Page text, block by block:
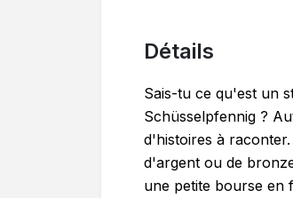
Détails
Sais-tu ce qu'est un
Schüsselpfennig ?
d'histoires à
d'argent ou de
une petite bourse en